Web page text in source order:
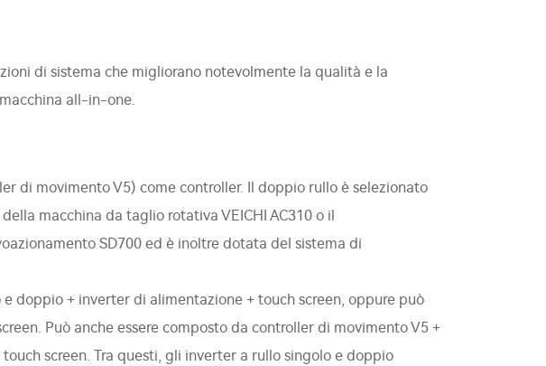
di sistema che migliorano notevolmente la qualità e la
all-in-one.
di movimento V5) come controller. Il doppio rullo è selezionato
macchina da taglio rotativa VEICHI AC310 o il
SD700 ed è inoltre dotata del sistema di
doppio + inverter di alimentazione + touch screen, oppure può
Può anche essere composto da controller di movimento V5 +
screen. Tra questi, gli inverter a rullo singolo e doppio